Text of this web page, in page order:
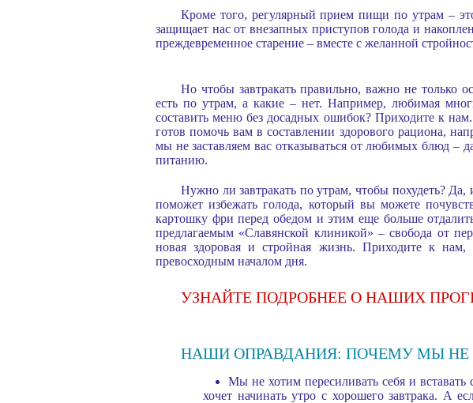
Кроме того, регулярный прием пищи по утрам –
защищает нас от внезапных приступов голода и
преждевременное старение – вместе с желанной
Но чтобы завтракать правильно, важно не только
есть по утрам, а какие – нет. Например, любимая
составить меню без досадных ошибок? Приходите к
готов помочь вам в составлении здорового рациона,
мы не заставляем вас отказываться от любимых блюд –
питанию.
Нужно ли завтракать по утрам, чтобы похудеть?
поможет избежать голода, который вы можете
картошку фри перед обедом и этим еще больше
предлагаемым «Славянской клиникой» – свобода от
новая здоровая и стройная жизнь. Приходите к
превосходным началом дня.
УЗНАЙТЕ ПОДРОБНЕЕ О НАШИХ
НАШИ ОПРАВДАНИЯ: ПОЧЕМУ МЫ НЕ
Мы не хотим пересиливать себя и вставать
хочет начинать утро с хорошего завтрака. А